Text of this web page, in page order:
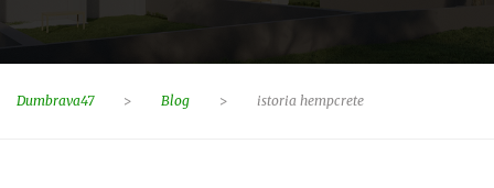
Dumbrava47 > Blog > istoria hempcrete